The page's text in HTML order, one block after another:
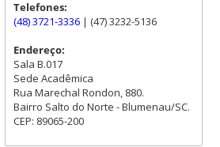
Telefones:
(48) 3721-3336| (47) 3232-5136
Endereço:
Sala B.017
Sede Acadêmica
Rua Marechal Rondon, 880.
Bairro Salto do Norte - Blumenau/SC.
CEP: 89065-200